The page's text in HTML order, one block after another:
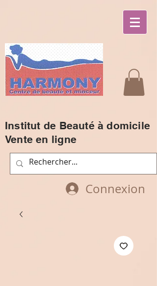
Institut de Beauté à domicile
Vente en ligne
Connexion